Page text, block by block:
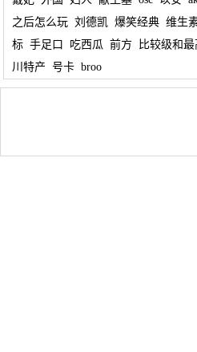
之后怎么玩 刘德凯 爆笑经典 维生
标 手足口 吃西瓜 前方 比较级和最
川特产 号卡 broo